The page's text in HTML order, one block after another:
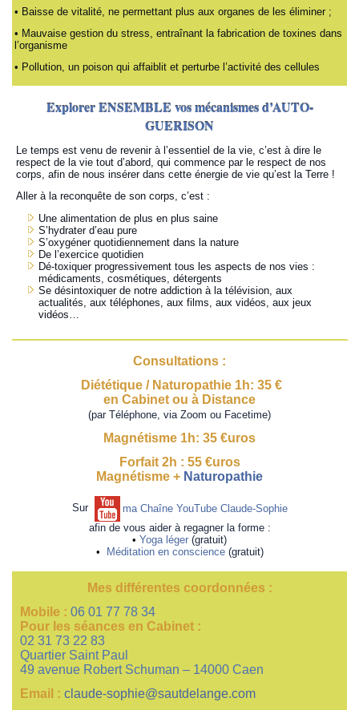
• Baisse de vitalité, ne permettant plus aux organes de les éliminer ;
• Mauvaise gestion du stress, entraînant la fabrication de toxines dans
l’organisme
• Pollution, un poison qui affaiblit et perturbe l’activité des cellules
Explorer ENSEMBLE vos mécanismes d’AUTO-
GUERISON
Le temps est venu de revenir à l’essentiel de la vie, c’est à dire le
respect de la vie tout d’abord, qui commence par le respect de nos
corps, afin de nous insérer dans cette énergie de vie qu’est la Terre !
Aller à la reconquête de son corps, c’est :
Une alimentation de plus en plus saine
S’hydrater d’eau pure
S’oxygéner quotidiennement dans la nature
De l’exercice quotidien
Dé-toxiquer progressivement tous les aspects de nos vies :
médicaments, cosmétiques, détergents
Se désintoxiquer de notre addiction à la télévision, aux
actualités, aux téléphones, aux films, aux vidéos, aux jeux
vidéos…
Consultations :
Diététique / Naturopathie 1h: 35 €
en Cabinet ou à Distance
(par Téléphone, via Zoom ou Facetime)
Magnétisme 1h: 35 €uros
Forfait 2h : 55 €uros
Magnétisme + Naturopathie
Sur
ma Chaîne YouTube Claude-Sophie
afin de vous aider à regagner la forme :
• Yoga léger (gratuit)
•
Méditation en conscience(gratuit)
Mes différentes coordonnées :
Mobile : 06 01 77 78 34
Pour les séances en Cabinet :
02 31 73 22 83
Quartier Saint Paul
49 avenue Robert Schuman – 14000 Caen
Email : claude-sophie@sautdelange.com